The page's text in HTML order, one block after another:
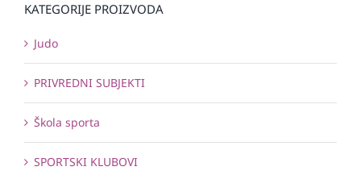
KATEGORIJE PROIZVODA
Judo
PRIVREDNI SUBJEKTI
Škola sporta
SPORTSKI KLUBOVI